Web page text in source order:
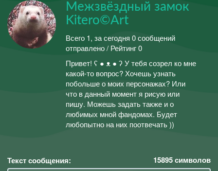
Межзвёздный замок
Kitero©Art
Всего 1, за сегодня 0 сообщений
отправлено / Рейтинг 0
Привет! ʕ ● ᴥ ● ʔ У тебя созрел ко мне
какой-то вопрос? Хочешь узнать
побольше о моих персонажах? Или
что в данный момент я рисую или
пишу. Можешь задать также и о
любимых мной фандомах. Будет
любопытно на них поотвечать ))
Текст сообщения: 15895символов